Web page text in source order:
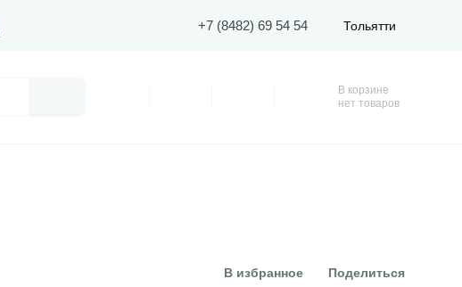
+7 (8482) 69 54 54 Тольятти
Корзина
В корзине
нет товаров
В избранное Поделиться